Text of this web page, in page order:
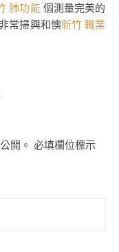
肺功能個測量完美的
非常掃興和懊新竹 職業
開。 必填欄位標示